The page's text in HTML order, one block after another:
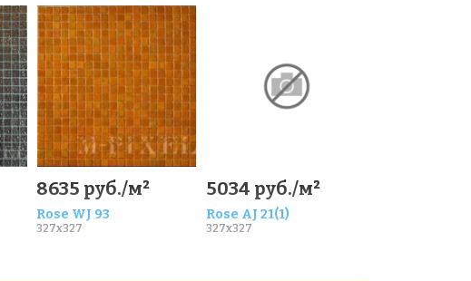
8635 руб./м²
Rose WJ 93
327x327
5034 руб./м²
Rose AJ 21(1)
327x327